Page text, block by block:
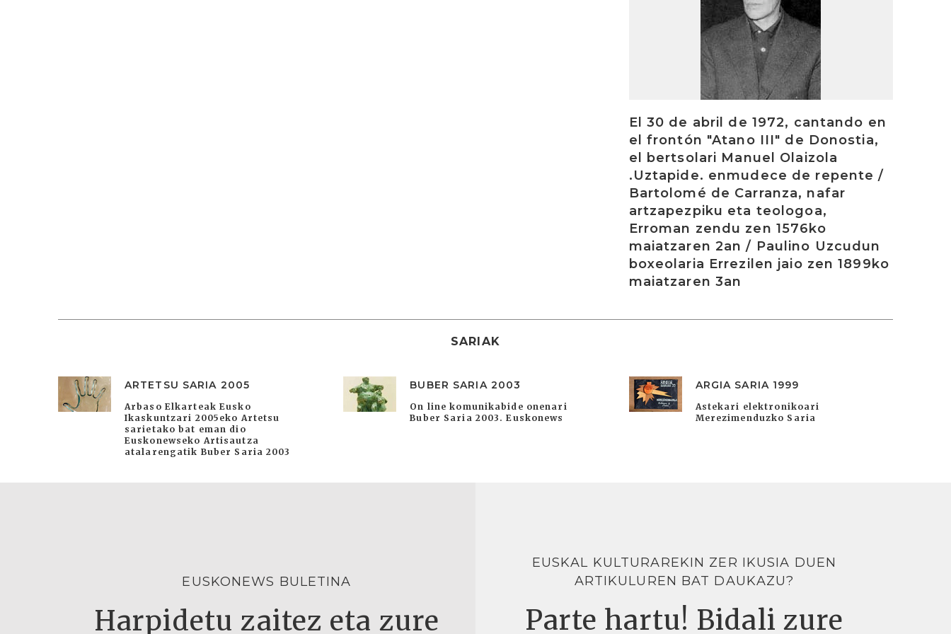
El 30 de abril de 1972, cantando en
el frontón "Atano III" de Donostia,
el bertsolari Manuel Olaizola
.Uztapide. enmudece de repente /
Bartolomé de Carranza, nafar
artzapezpiku eta teologoa,
Erroman zendu zen 1576ko
maiatzaren 2an / Paulino Uzcudun
boxeolaria Errezilen jaio zen 1899ko
maiatzaren 3an
SARIAK
ARTETSU SARIA 2005
Arbaso Elkarteak Eusko
Ikaskuntzari 2005eko Artetsu
sarietako bat eman dio
Euskonewseko Artisautza
atalarengatik Buber Saria 2003
BUBER SARIA 2003
On line komunikabide onenari
Buber Saria 2003. Euskonews
ARGIA SARIA 1999
Astekari elektronikoari
Merezimenduzko Saria
EUSKONEWS BULETINA
Harpidetu zaitez eta zure
EUSKAL KULTURAREKIN ZER IKUSIA DUEN
ARTIKULUREN BAT DAUKAZU?
Parte hartu! Bidali zure